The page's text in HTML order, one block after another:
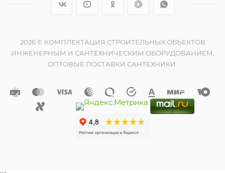
2026 © КОМПЛЕКТАЦИЯ СТРОИТЕЛЬНЫХ ОБЪЕКТОВ
ИНЖЕНЕРНЫМ И САНТЕХНИЧЕСКИМ ОБОРУДОВАНИЕМ,
ОПТОВЫЕ ПОСТАВКИ САНТЕХНИКИ.